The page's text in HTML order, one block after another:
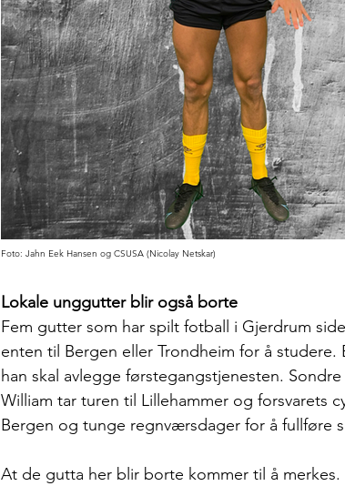
Foto: Jahn Eek Hansen og CSUSA (Nicolay Netskar)
Lokale unggutter blir også borte
Fem gutter som har spilt fotball i Gjerdrum
enten til Bergen eller Trondheim for å
han skal avlegge førstegangstjenesten.
William tar turen til Lillehammer og forsvarets
Bergen og tunge regnværsdager for å fullføre
At de gutta her blir borte kommer til å